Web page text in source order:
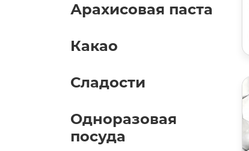
Арахисовая паста
Какао
Сладости
Одноразовая
посуда